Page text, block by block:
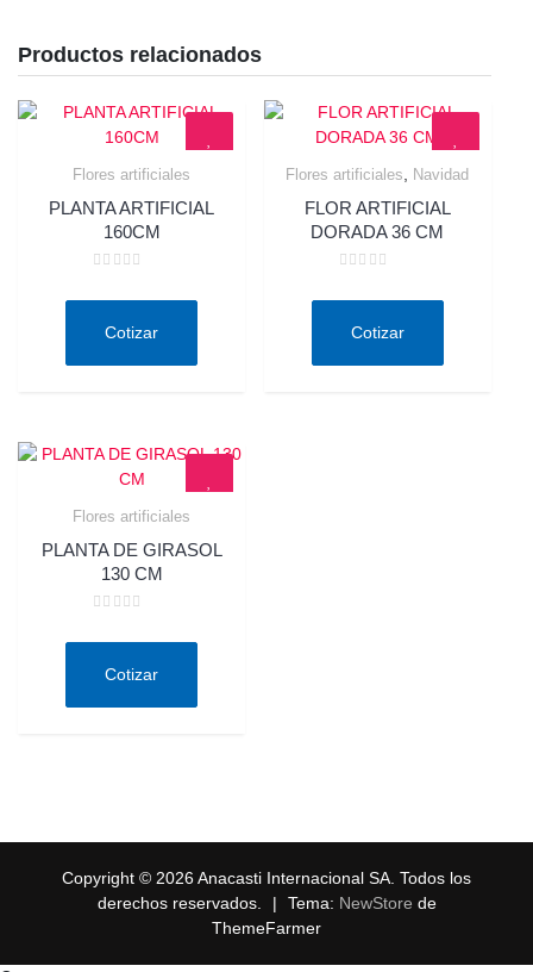
Productos relacionados
Flores artificiales
PLANTA ARTIFICIAL
160CM
deCotizar
Flores artificiales, Navidad
FLOR ARTIFICIAL
DORADA 36 CM
deCotizar
Flores artificiales
PLANTA DE GIRASOL
130 CM
deCotizar
Copyright © 2026 Anacasti Internacional SA. Todos los
derechos reservados.
| Tema: NewStore de
ThemeFarmer